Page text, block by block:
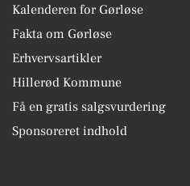
Kalenderen for Gørløse
Fakta om Gørløse
Erhvervsartikler
Hillerød Kommune
Få en gratis salgsvurdering
Sponsoreret indhold